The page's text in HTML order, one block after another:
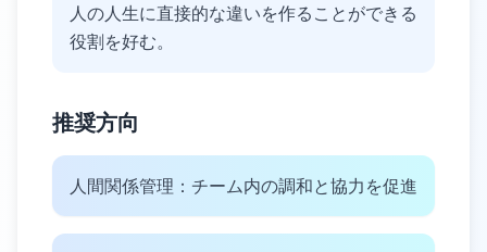
人の人生に直接的な違いを作ることができる
役割を好む。
推奨方向
人間関係管理：チーム内の調和と協力を促進